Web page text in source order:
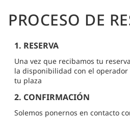
PROCESO DE
1. RESERVA
Una vez que recibamos tu
la disponibilidad con el operador
tu plaza
2. CONFIRMACIÓN
Solemos ponernos en contacto